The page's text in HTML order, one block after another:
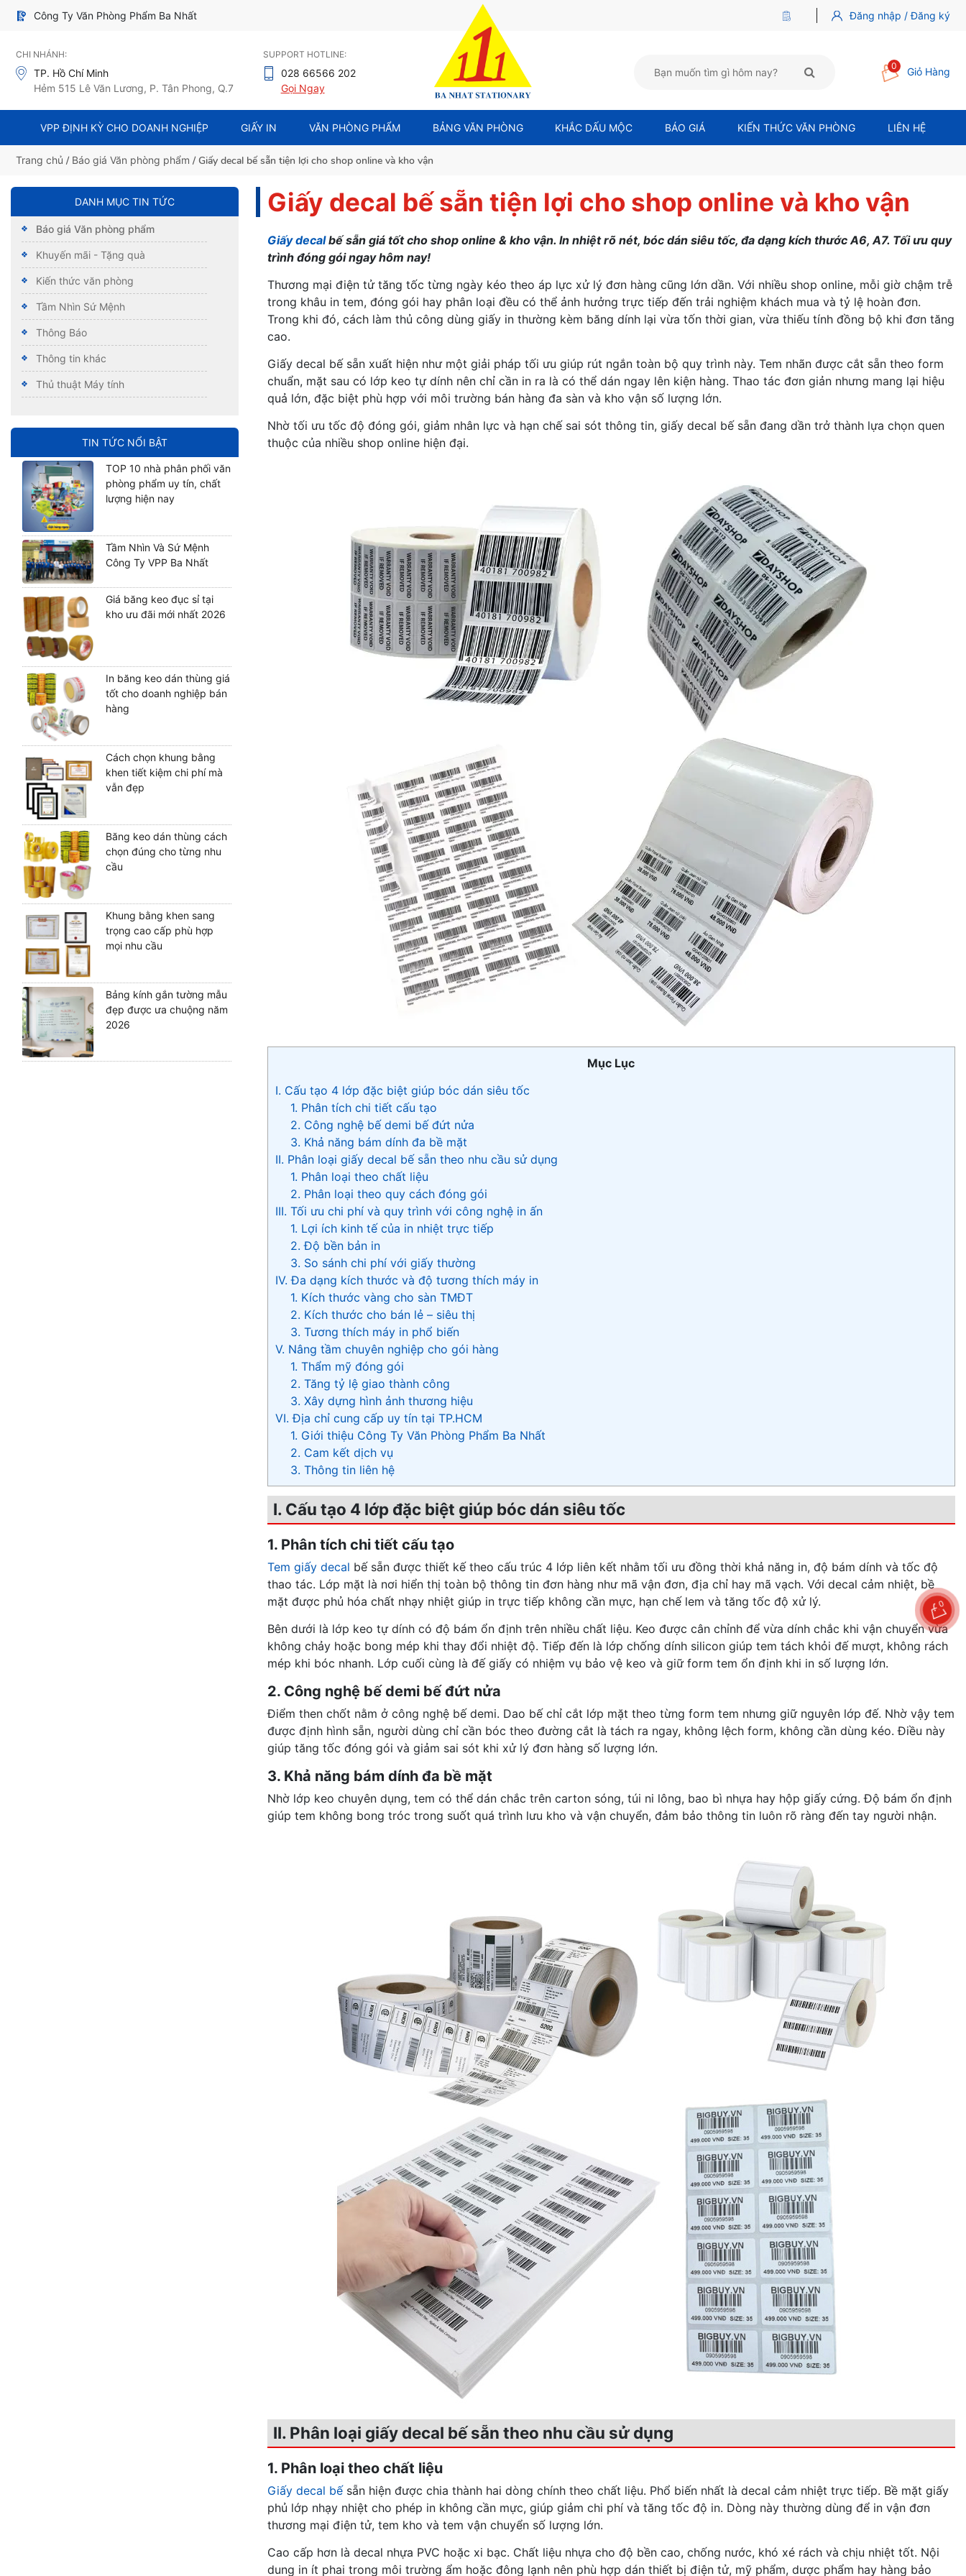
Công Ty Văn Phòng Phẩm Ba Nhất Đăng nhập / Đăng ký
CHI NHÁNH:
TP. Hồ Chí Minh
Hẻm 515 Lê Văn Lương, P. Tân Phong, Q.7
SUPPORT HOTLINE:
028 66566 202
Gọi Ngay
0 Giỏ Hàng
VPP ĐỊNH KỲ CHO DOANH NGHIỆP GIẤY IN VĂN PHÒNG PHẨM BẢNG VĂN PHÒNG KHẮC DẤU MỘC BÁO GIÁ KIẾN THỨC VĂN PHÒNG LIÊN HỆ
Trang chủ / Báo giá Văn phòng phẩm / Giấy decal bế sẵn tiện lợi cho shop online và kho vận
DANH MỤC TIN TỨC
Báo giá Văn phòng phẩm
Khuyến mãi - Tặng quà
Kiến thức văn phòng
Tầm Nhìn Sứ Mệnh
Thông Báo
Thông tin khác
Thủ thuật Máy tính
TIN TỨC NỔI BẬT
TOP 10 nhà phân phối văn
phòng phẩm uy tín, chất
lượng hiện nay
Tầm Nhìn Và Sứ Mệnh
Công Ty VPP Ba Nhất
Giá băng keo đục sỉ tại
kho ưu đãi mới nhất 2026
In băng keo dán thùng giá
tốt cho doanh nghiệp bán
hàng
Cách chọn khung bằng
khen tiết kiệm chi phí mà
vẫn đẹp
Băng keo dán thùng cách
chọn đúng cho từng nhu
cầu
Khung bằng khen sang
trọng cao cấp phù hợp
mọi nhu cầu
Bảng kính gắn tường mẫu
đẹp được ưa chuộng năm
2026
Giấy decal bế sẵn tiện lợi cho shop online và kho vận
Giấy decalbế sẵn giá tốt cho shop online & kho vận. In nhiệt rõ nét, bóc dán siêu tốc, đa dạng kích thước A6, A7. Tối ưu quy
trình đóng gói ngay hôm nay!
Thương mại điện tử tăng tốc từng ngày kéo theo áp lực xử lý đơn hàng cũng lớn dần. Với nhiều shop online, mỗi giờ chậm trễ
trong khâu in tem, đóng gói hay phân loại đều có thể ảnh hưởng trực tiếp đến trải nghiệm khách mua và tỷ lệ hoàn đơn.
Trong khi đó, cách làm thủ công dùng giấy in thường kèm băng dính lại vừa tốn thời gian, vừa thiếu tính đồng bộ khi đơn tăng
cao.
Giấy decal bế sẵn xuất hiện như một giải pháp tối ưu giúp rút ngắn toàn bộ quy trình này. Tem nhãn được cắt sẵn theo form
chuẩn, mặt sau có lớp keo tự dính nên chỉ cần in ra là có thể dán ngay lên kiện hàng. Thao tác đơn giản nhưng mang lại hiệu
quả lớn, đặc biệt phù hợp với môi trường bán hàng đa sàn và kho vận số lượng lớn.
Nhờ tối ưu tốc độ đóng gói, giảm nhân lực và hạn chế sai sót thông tin, giấy decal bế sẵn đang dần trở thành lựa chọn quen
thuộc của nhiều shop online hiện đại.
Mục Lục
I. Cấu tạo 4 lớp đặc biệt giúp bóc dán siêu tốc
1. Phân tích chi tiết cấu tạo
2. Công nghệ bế demi bế đứt nửa
3. Khả năng bám dính đa bề mặt
II. Phân loại giấy decal bế sẵn theo nhu cầu sử dụng
1. Phân loại theo chất liệu
2. Phân loại theo quy cách đóng gói
III. Tối ưu chi phí và quy trình với công nghệ in ấn
1. Lợi ích kinh tế của in nhiệt trực tiếp
2. Độ bền bản in
3. So sánh chi phí với giấy thường
IV. Đa dạng kích thước và độ tương thích máy in
1. Kích thước vàng cho sàn TMĐT
2. Kích thước cho bán lẻ – siêu thị
3. Tương thích máy in phổ biến
V. Nâng tầm chuyên nghiệp cho gói hàng
1. Thẩm mỹ đóng gói
2. Tăng tỷ lệ giao thành công
3. Xây dựng hình ảnh thương hiệu
VI. Địa chỉ cung cấp uy tín tại TP.HCM
1. Giới thiệu Công Ty Văn Phòng Phẩm Ba Nhất
2. Cam kết dịch vụ
3. Thông tin liên hệ
I. Cấu tạo 4 lớp đặc biệt giúp bóc dán siêu tốc
1. Phân tích chi tiết cấu tạo
Tem giấy decal bế sẵn được thiết kế theo cấu trúc 4 lớp liên kết nhằm tối ưu đồng thời khả năng in, độ bám dính và tốc độ
thao tác. Lớp mặt là nơi hiển thị toàn bộ thông tin đơn hàng như mã vận đơn, địa chỉ hay mã vạch. Với decal cảm nhiệt, bề
mặt được phủ hóa chất nhạy nhiệt giúp in trực tiếp không cần mực, hạn chế lem và tăng tốc độ xử lý.
Bên dưới là lớp keo tự dính có độ bám ổn định trên nhiều chất liệu. Keo được cân chỉnh để vừa dính chắc khi vận chuyển vừa
không chảy hoặc bong mép khi thay đổi nhiệt độ. Tiếp đến là lớp chống dính silicon giúp tem tách khỏi đế mượt, không rách
mép khi bóc nhanh. Lớp cuối cùng là đế giấy có nhiệm vụ bảo vệ keo và giữ form tem ổn định khi in số lượng lớn.
2. Công nghệ bế demi bế đứt nửa
Điểm then chốt nằm ở công nghệ bế demi. Dao bế chỉ cắt lớp mặt theo từng form tem nhưng giữ nguyên lớp đế. Nhờ vậy tem
được định hình sẵn, người dùng chỉ cần bóc theo đường cắt là tách ra ngay, không lệch form, không cần dùng kéo. Điều này
giúp tăng tốc đóng gói và giảm sai sót khi xử lý đơn hàng số lượng lớn.
3. Khả năng bám dính đa bề mặt
Nhờ lớp keo chuyên dụng, tem có thể dán chắc trên carton sóng, túi ni lông, bao bì nhựa hay hộp giấy cứng. Độ bám ổn định
giúp tem không bong tróc trong suốt quá trình lưu kho và vận chuyển, đảm bảo thông tin luôn rõ ràng đến tay người nhận.
II. Phân loại giấy decal bế sẵn theo nhu cầu sử dụng
1. Phân loại theo chất liệu
Giấy decal bếsẵn hiện được chia thành hai dòng chính theo chất liệu. Phổ biến nhất là decal cảm nhiệt trực tiếp. Bề mặt giấy
phủ lớp nhạy nhiệt cho phép in không cần mực, giúp giảm chi phí và tăng tốc độ in. Dòng này thường dùng để in vận đơn
thương mại điện tử, tem kho và tem vận chuyển số lượng lớn.
Cao cấp hơn là decal nhựa PVC hoặc xi bạc. Chất liệu nhựa cho độ bền cao, chống nước, khó xé rách và chịu nhiệt tốt. Nội
dung in ít phai trong môi trường ẩm hoặc đông lạnh nên phù hợp dán thiết bị điện tử, mỹ phẩm, dược phẩm hay hàng bảo
0